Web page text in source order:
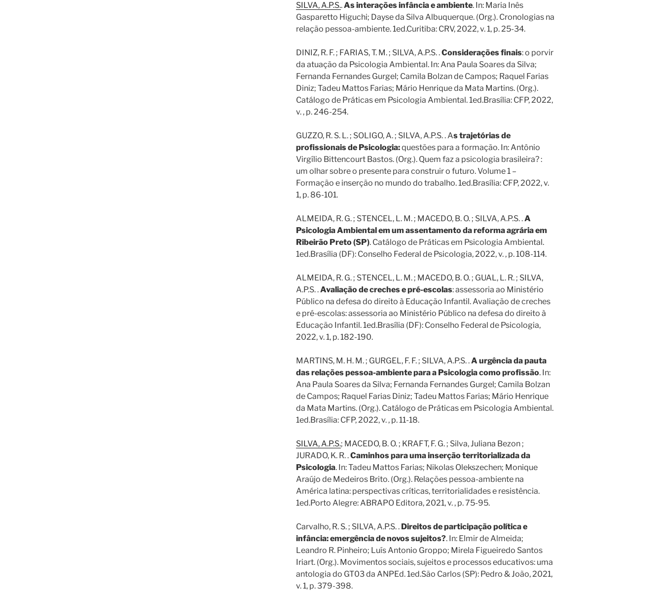
SILVA, A.P.S..As interações infância e ambiente. In: Maria Inês
Gasparetto Higuchi; Dayse da Silva Albuquerque. (Org.). Cronologias na
relação pessoa-ambiente. 1ed.Curitiba: CRV, 2022, v. 1, p. 25-34.
DINIZ, R. F. ; FARIAS, T. M. ; SILVA, A.P.S. .Considerações finais: o porvir
da atuação da Psicologia Ambiental. In: Ana Paula Soares da Silva;
Fernanda Fernandes Gurgel; Camila Bolzan de Campos; Raquel Farias
Diniz; Tadeu Mattos Farias; Mário Henrique da Mata Martins. (Org.).
Catálogo de Práticas em Psicologia Ambiental. 1ed.Brasília: CFP, 2022,
v. , p. 246-254.
GUZZO, R. S. L. ; SOLIGO, A. ; SILVA, A.P.S. . As trajetórias de
profissionais de Psicologia:questões para a formação. In: Antônio
Virgílio Bittencourt Bastos. (Org.). Quem faz a psicologia brasileira? :
um olhar sobre o presente para construir o futuro. Volume 1 –
Formação e inserção no mundo do trabalho. 1ed.Brasília: CFP, 2022, v.
1, p. 86-101.
ALMEIDA, R. G. ; STENCEL, L. M. ; MACEDO, B. O. ; SILVA, A.P.S. .A
Psicologia Ambiental em um assentamento da reforma agrária em
Ribeirão Preto (SP). Catálogo de Práticas em Psicologia Ambiental.
1ed.Brasília (DF): Conselho Federal de Psicologia, 2022, v. , p. 108-114.
ALMEIDA, R. G. ; STENCEL, L. M. ; MACEDO, B. O. ; GUAL, L. R. ; SILVA,
A.P.S. .Avaliação de creches e pré-escolas: assessoria ao Ministério
Público na defesa do direito à Educação Infantil. Avaliação de creches
e pré-escolas: assessoria ao Ministério Público na defesa do direito à
Educação Infantil. 1ed.Brasília (DF): Conselho Federal de Psicologia,
2022, v. 1, p. 182-190.
MARTINS, M. H. M. ; GURGEL, F. F. ; SILVA, A.P.S. .A urgência da pauta
das relações pessoa-ambiente para a Psicologia como profissão. In:
Ana Paula Soares da Silva; Fernanda Fernandes Gurgel; Camila Bolzan
de Campos; Raquel Farias Diniz; Tadeu Mattos Farias; Mário Henrique
da Mata Martins. (Org.). Catálogo de Práticas em Psicologia Ambiental.
1ed.Brasília: CFP, 2022, v. , p. 11-18.
SILVA, A.P.S.; MACEDO, B. O. ; KRAFT, F. G. ; Silva, Juliana Bezon ;
JURADO, K. R. .Caminhos para uma inserção territorializada da
Psicologia. In: Tadeu Mattos Farias; Nikolas Olekszechen; Monique
Araújo de Medeiros Brito. (Org.). Relações pessoa-ambiente na
América latina: perspectivas críticas, territorialidades e resistência.
1ed.Porto Alegre: ABRAPO Editora, 2021, v. , p. 75-95.
Carvalho, R. S. ; SILVA, A.P.S. . Direitos de participação política e
infância: emergência de novos sujeitos?. In: Elmir de Almeida;
Leandro R. Pinheiro; Luís Antonio Groppo; Mirela Figueiredo Santos
Iriart. (Org.). Movimentos sociais, sujeitos e processos educativos: uma
antologia do GT03 da ANPEd. 1ed.São Carlos (SP): Pedro & João, 2021,
v. 1, p. 379-398.